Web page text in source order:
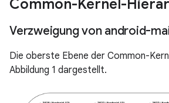
Common-Kernel-
Verzweigung von android-
Die oberste Ebene der Common-
Abbildung 1 dargestellt.